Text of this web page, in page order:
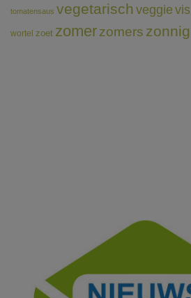
tomatensaus vegetarischveggie vis
wortel zoet zomerzomers zonnig